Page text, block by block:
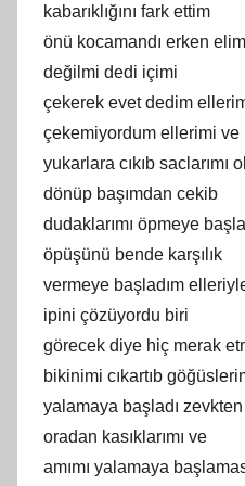
kabarıklığını fark ettim
önü kocamandı erken
değilmi dedi içimi
çekerek evet dedim
çekemiyordum ellerimi ve
yukarlara cıkıb saclarımı
dönüp başımdan cekib
dudaklarımı öpmeye
öpüşünü bende karşılık
vermeye başladım
ipini çözüyordu biri
görecek diye hiç merak
bikinimi cıkartıb
yalamaya başladı
oradan kasıklarımı ve
amımı yalamaya